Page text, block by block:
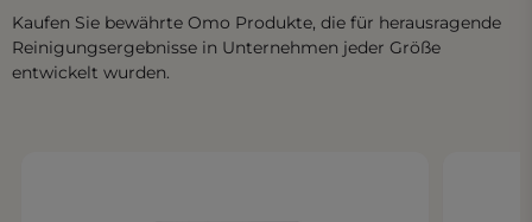
Kaufen Sie bewährte Omo Produkte, die für herausragende
Reinigungsergebnisse in Unternehmen jeder Größe
entwickelt wurden.